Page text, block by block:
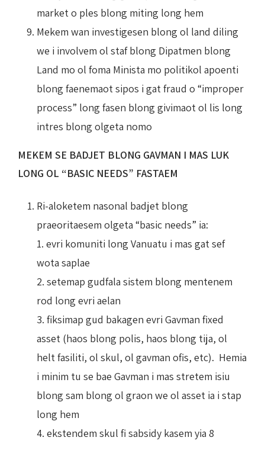
market o ples blong miting long hem
Mekem wan investigesen blong ol land diling
we i involvem ol staf blong Dipatmen blong
Land mo ol foma Minista mo politikol apoenti
blong faenemaot sipos i gat fraud o “improper
process” long fasen blong givimaot ol lis long
intres blong olgeta nomo
MEKEM SE BADJET BLONG GAVMAN I MAS LUK
LONG OL “BASIC NEEDS” FASTAEM
Ri-aloketem nasonal badjet blong
praeoritaesem olgeta “basic needs” ia:
1. evri komuniti long Vanuatu i mas gat sef
wota saplae
2. setemap gudfala sistem blong mentenem
rod long evri aelan
3. fiksimap gud bakagen evri Gavman fixed
asset (haos blong polis, haos blong tija, ol
helt fasiliti, ol skul, ol gavman ofis, etc). Hemia
i minim tu se bae Gavman i mas stretem isiu
blong sam blong ol graon we ol asset ia i stap
long hem
4. ekstendem skul fi sabsidy kasem yia 8